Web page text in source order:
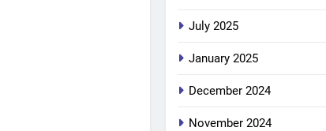
July 2025
January 2025
December 2024
November 2024